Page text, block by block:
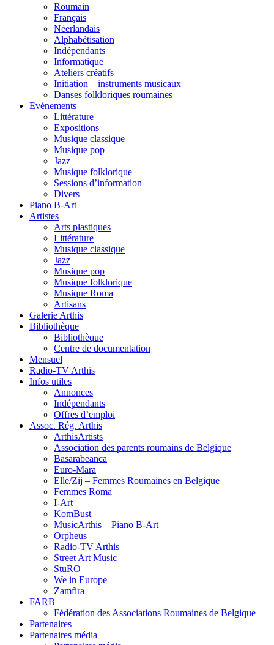
Roumain
Français
Néerlandais
Alphabétisation
Indépendants
Informatique
Ateliers créatifs
Initiation – instruments musicaux
Danses folkloriques roumaines
Evénements
Littérature
Expositions
Musique classique
Musique pop
Jazz
Musique folklorique
Sessions d’information
Divers
Piano B-Art
Artistes
Arts plastiques
Littérature
Musique classique
Jazz
Musique pop
Musique folklorique
Musique Roma
Artisans
Galerie Arthis
Bibliothèque
Bibliothèque
Centre de documentation
Mensuel
Radio-TV Arthis
Infos utiles
Annonces
Indépendants
Offres d’emploi
Assoc. Rég. Arthis
ArthisArtists
Association des parents roumains de Belgique
Basarabeanca
Euro-Mara
Elle/Zij – Femmes Roumaines en Belgique
Femmes Roma
I-Art
KomBust
MusicArthis – Piano B-Art
Orpheus
Radio-TV Arthis
Street Art Music
StuRO
We in Europe
Zamfira
FARB
Fédération des Associations Roumaines de Belgique
Partenaires
Partenaires média